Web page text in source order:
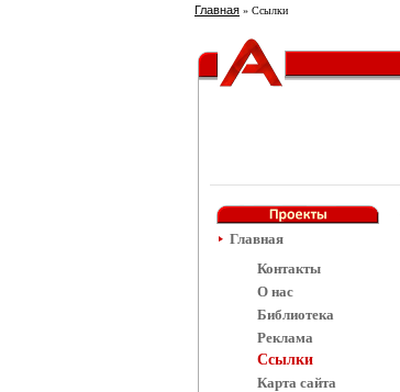
Главная » Ссылки
Главная
Контакты
О нас
Библиотека
Реклама
Ссылки
Карта сайта